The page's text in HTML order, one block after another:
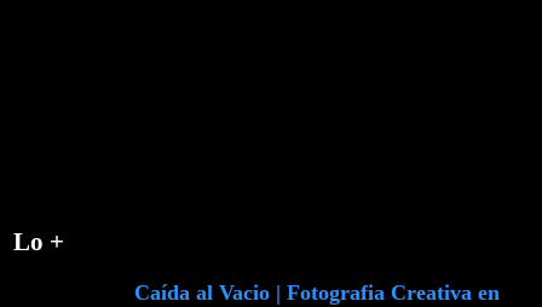
Lo +
Caída al Vacio | Fotografia Creativa en